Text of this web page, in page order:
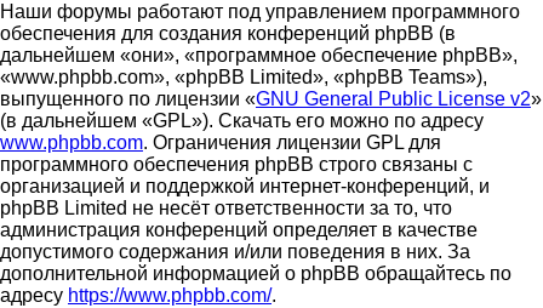
Наши форумы работают под управлением программного
обеспечения для создания конференций phpBB (в
дальнейшем «они», «программное обеспечение phpBB»,
«www.phpbb.com», «phpBB Limited», «phpBB Teams»),
выпущенного по лицензии «GNU General Public License v2»
(в дальнейшем «GPL»). Скачать его можно по адресу
www.phpbb.com. Ограничения лицензии GPL для
программного обеспечения phpBB строго связаны с
организацией и поддержкой интернет-конференций, и
phpBB Limited не несёт ответственности за то, что
администрация конференций определяет в качестве
допустимого содержания и/или поведения в них. За
дополнительной информацией о phpBB обращайтесь по
адресу https://www.phpbb.com/.